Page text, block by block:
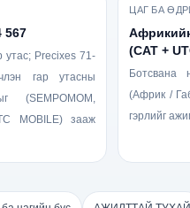
567
утас; Precixes 71-
гар утасны
(SEMPOMOM,
MOBILE) зааж
ЦАГ БА
(CAT +
Ботсвана
(Африк /
гэрлийг